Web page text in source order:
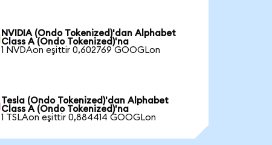
NVIDIA (Ondo Tokenized)'dan Alphabet
Class A (Ondo Tokenized)'na
1 NVDAon eşittir 0,602769 GOOGLon
Tesla (Ondo Tokenized)'dan Alphabet
Class A (Ondo Tokenized)'na
1 TSLAon eşittir 0,884414 GOOGLon